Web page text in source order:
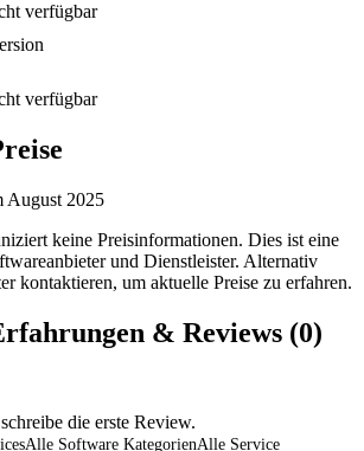
verfügbar
verfügbar
August 2025
keine Preisinformationen. Dies ist eine
und Dienstleister. Alternativ
kontaktieren, um aktuelle Preise zu erfahren.
& Reviews (0)
die erste Review.
Alle Software KategorienAlle Service